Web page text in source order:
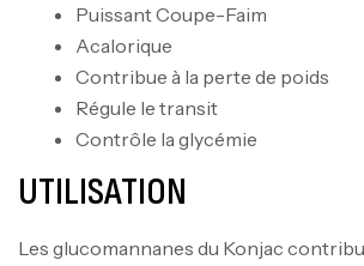
Puissant Coupe-Faim
Acalorique
Contribue à la perte de poids
Régule le transit
Contrôle la glycémie
UTILISATION
Les glucomannanes du Konjac